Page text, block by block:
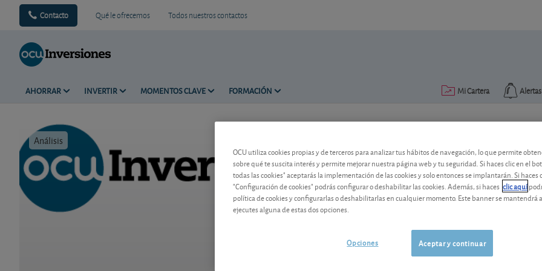
Contacto Qué le ofrecemos Todos nuestros contactos
AHORRAR INVERTIR MOMENTOS CLAVE FORMACIÓN Alertas
Mi Cartera
Análisis
Coca-Cola: desdoblamiento
El próximo 27 de julio la compañía
cada accionista pasará a tener dos
US1912161007
OCU utiliza cookies propias y de terceros para analizar tus hábitos de navegación, lo que permite
sobre qué te suscita interés y permite mejorar nuestra página web y tu seguridad. Si haces clic en el
todas las cookies" aceptarás la implementación de las cookies y solo entonces se implantarán. Si haces
"Configuración de cookies" podrás configurar o deshabilitar las cookies. Además, si haces clic aquí
política de cookies y configurarlas o deshabilitarlas en cualquier momento. Este banner se mantendrá
ejecutes alguna de estas dos opciones.
Aceptar y continuar
Opciones